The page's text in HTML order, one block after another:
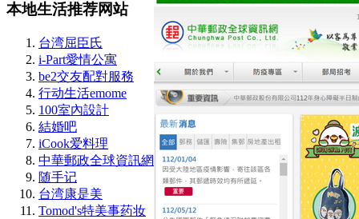
本地生活推荐网站
台湾屈臣氏
i-Part愛情公寓
be2交友配對服務
行动生活emome
100室內設計
結婚吧
iCook爱料理
中華郵政全球資訊網
随手记
台湾康是美
Tomod's特美事药妆